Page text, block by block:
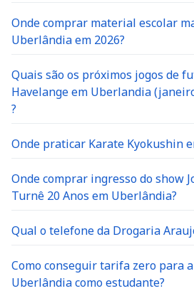
Onde comprar material escolar
Uberlândia em 2026?
Quais são os próximos jogos de
Havelange em Uberlandia
?
Onde praticar Karate Kyokushin
Onde comprar ingresso do show
Turnê 20 Anos em Uberlândia?
Qual o telefone da Drogaria
Como conseguir tarifa zero para
Uberlândia como estudante?